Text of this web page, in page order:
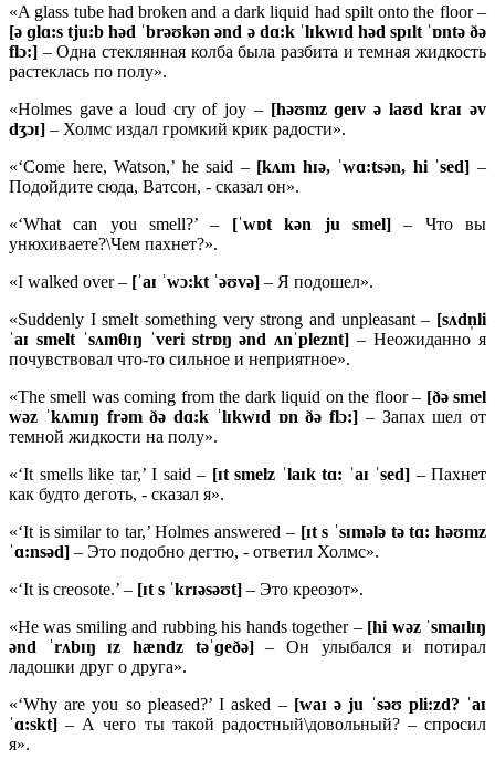
«A glass tube had broken and a dark liquid had spilt onto the floor –
[ə ɡlɑ:stju:bhəd ˈbrəʊkən ənd ə dɑ:k ˈlɪkwɪd həd spɪlt ˈɒntə ðə
flɔ:] – Одна стеклянная колба была разбита и темная жидкость
растеклась по полу».
«Holmes gave a loud cry of joy – [həʊmz ɡeɪv ə laʊdkraɪ əv
dʒɔɪ] – Холмс издал громкий крик радости».
«‘Come here, Watson,’ he said – [kʌm hɪə, ˈwɑ:tsən, hi ˈsed]–
Подойдите сюда, Ватсон, - сказал он».
«‘What can you smell?’ – [ˈwɒtkən ju smel]– Что вы
унюхиваете?\Чем пахнет?».
«I walked over – [ˈaɪ ˈwɔ:kt ˈəʊvə] – Я подошел».
«Suddenly I smelt something very strong and unpleasant – [sʌdn̩li
ˈaɪ smelt ˈsʌmθɪŋ ˈveri strɒŋ ənd ʌnˈpleznt]– Неожиданно я
почувствовал что-то сильное и неприятное».
«The smell was coming from the dark liquid on the floor – [ðə smel
wəz ˈkʌmɪŋ frəm ðə dɑ:k ˈlɪkwɪd ɒn ðə flɔ:] – Запах шел от
темной жидкости на полу».
«‘It smells like tar,’ I said – [ɪt smelz ˈlaɪk tɑ: ˈaɪ ˈsed] – Пахнет
как будто деготь, - сказал я».
«‘It is similar to tar,’ Holmes answered – [ɪt s ˈsɪmələ tə tɑ: həʊmz
ˈɑ:nsəd] – Это подобно дегтю, - ответил Холмс».
«‘It is creosote.’ – [ɪt s ˈkrɪəsəʊt] – Это креозот».
«He was smiling and rubbing his hands together – [hi wəz ˈsmaɪlɪŋ
ənd ˈrʌbɪŋ ɪz hændz təˈɡeðə]– Он улыбался и потирал
ладошки друг о друга».
«‘Why are you so pleased?’ I asked – [waɪ ə ju ˈsəʊ pli:zd? ˈaɪ
ˈɑ:skt]– А чего ты такой радостный\довольный? – спросил
я».